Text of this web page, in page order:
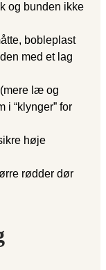
og bunden ikke
bobleplast
med et lag
(mere læ og
i “klynger” for
høje
rødder dør